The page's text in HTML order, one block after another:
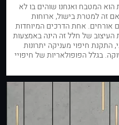
המטבח ואנחנו שוהים בו לא
זה למטרת בישול, ארוחות
אורחים. אחת הדרכים המיוחדות
העיצוב של חלל זה הינה באמצעות
התקנת חיפוי מעניקה יתרונות
בגלל הפופולאריות של חיפויי